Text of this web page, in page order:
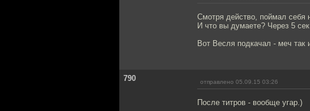
Смотря действо, поймал себя
И что вы думаете? Через 5
Вот Весля подкачал - меч так
790 отправлено 05.09.15 03:26
После титров - вообще угар.)